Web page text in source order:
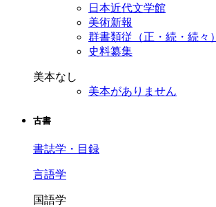
日本近代文学館
美術新報
群書類従（正・続・続々）
史料纂集
美本なし
美本がありません
古書
書誌学・目録
言語学
国語学